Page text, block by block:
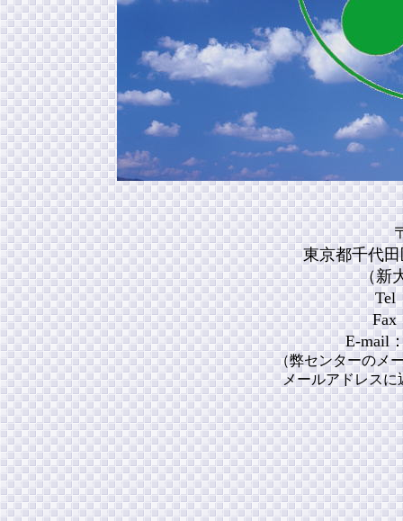
東京都千代
（新
Tel
Fax
E-mail
（弊センターのメ
メールアドレス